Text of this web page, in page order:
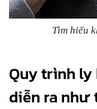
Tìm hiểu
Quy trình
diễn ra như